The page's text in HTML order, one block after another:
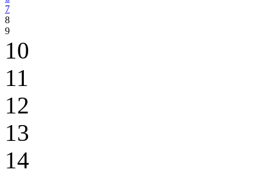
7
8
9
10
11
12
13
14